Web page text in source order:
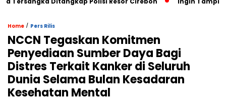
Home / Pers Rilis
NCCN Tegaskan Komitmen
Penyediaan Sumber Daya Bagi
Distres Terkait Kanker di Seluruh
Dunia Selama Bulan Kesadaran
Kesehatan Mental